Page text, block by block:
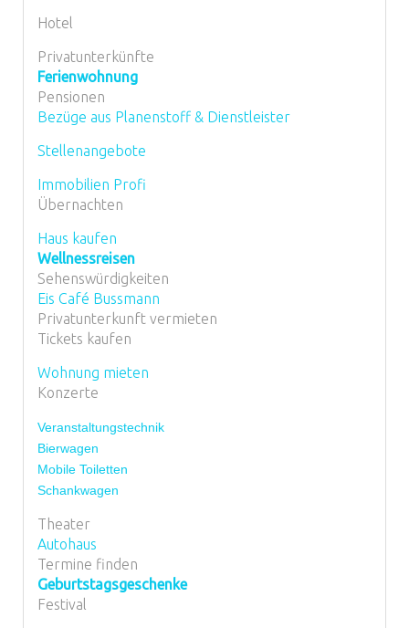
Hotel
Privatunterkünfte
Ferienwohnung
Pensionen
Bezüge aus Planenstoff & Dienstleister
Stellenangebote
Immobilien Profi
Übernachten
Haus kaufen
Wellnessreisen
Sehenswürdigkeiten
Eis Café Bussmann
Privatunterkunft vermieten
Tickets kaufen
Wohnung mieten
Konzerte
Veranstaltungstechnik
Bierwagen
Mobile Toiletten
Schankwagen
Theater
Autohaus
Termine finden
Geburtstagsgeschenke
Festival